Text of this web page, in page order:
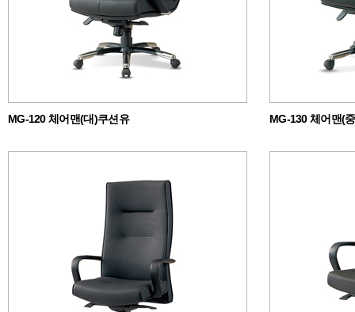
MG-120 체어맨(대)쿠션유 MG-130 체어맨(